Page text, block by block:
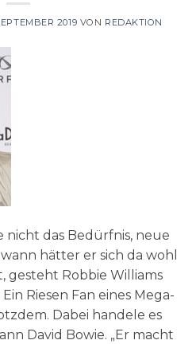
2019 VON REDAKTION
nicht das Bedürfnis, neue
hätter er sich da wohl
gesteht Robbie Williams
Riesen Fan eines Mega-
Dabei handele es
David Bowie. „Er macht